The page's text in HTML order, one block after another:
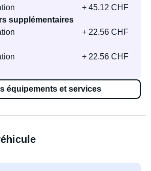
+ 45.12 CHF
supplémentaires
+ 22.56 CHF
+ 22.56 CHF
équipements et services